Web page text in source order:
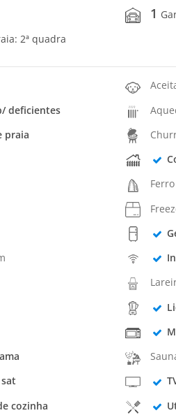
1
2ª quadra
deficientes
praia
cozinha